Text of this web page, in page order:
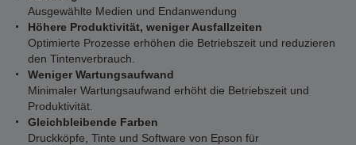
Ausgewählte Medien und Endanwendung
Höhere Produktivität, weniger Ausfallzeiten
Optimierte Prozesse erhöhen die Betriebszeit und reduzieren
den Tintenverbrauch.
Weniger Wartungsaufwand
Minimaler Wartungsaufwand erhöht die Betriebszeit und
Produktivität.
Gleichbleibende Farben
Druckköpfe, Tinte und Software von Epson für